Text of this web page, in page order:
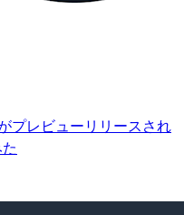
プレビューリリースされ